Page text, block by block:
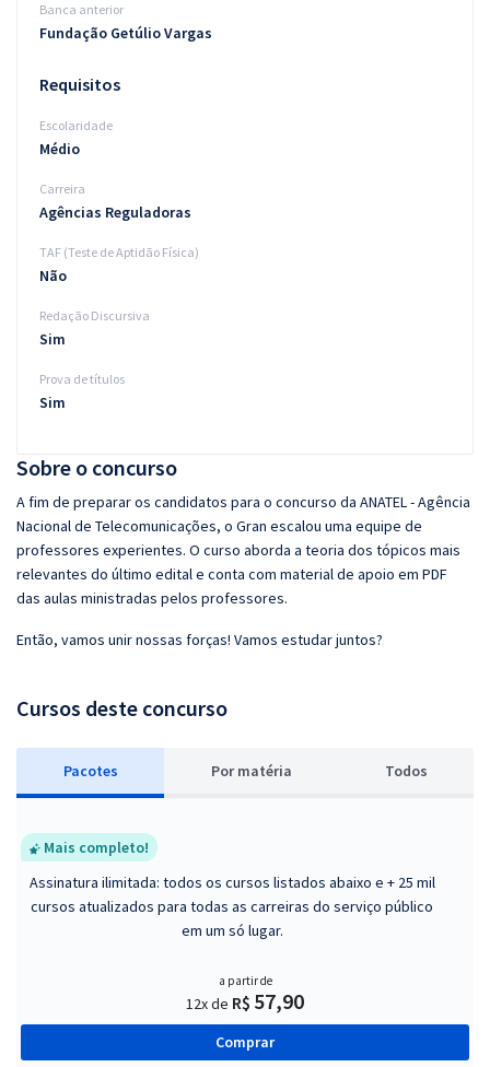
Atendimento
Sobre o concurso
A fim de preparar os candidatos para o concurso da ANATEL - Agência
Nacional de Telecomunicações, o Gran escalou uma equipe de
professores experientes. O curso aborda a teoria dos tópicos mais
relevantes do último edital e conta com material de apoio em PDF
das aulas ministradas pelos professores.
Então, vamos unir nossas forças! Vamos estudar juntos?
Cursos deste concurso
Pacotes Por matéria Todos
Mais completo!
Assinatura ilimitada: todos os cursos listados abaixo e + 25 mil
cursos atualizados para todas as carreiras do serviço público
em um só lugar.
a partir de
12x de R$ 57,90
Comprar
Banca anterior
Fundação Getúlio Vargas
Requisitos
Escolaridade
Médio
Carreira
Agências Reguladoras
TAF (Teste de Aptidão Física)
Não
Redação Discursiva
Sim
Prova de títulos
Sim